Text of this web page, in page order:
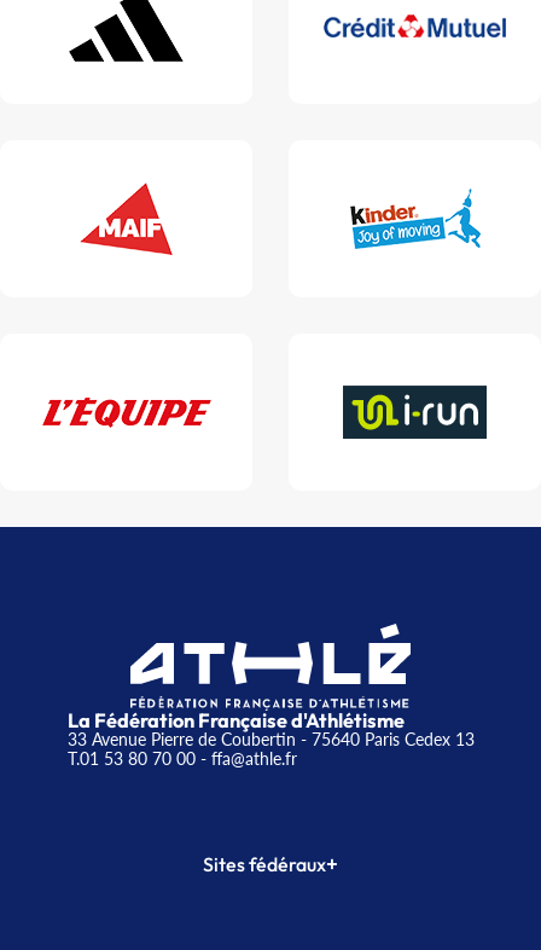
La Fédération Française d'Athlétisme
33 Avenue Pierre de Coubertin - 75640 Paris Cedex 13
T.01 53 80 70 00- ffa@athle.fr
Sites fédéraux+